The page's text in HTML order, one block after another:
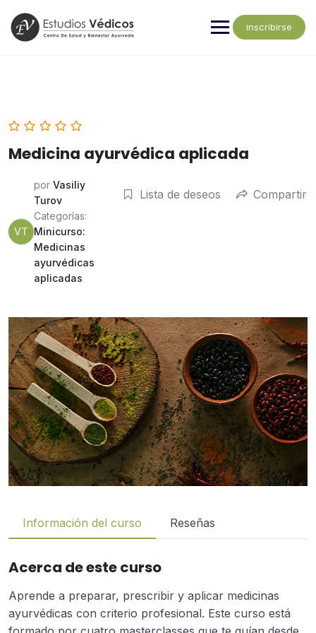
inscribirse
Medicina ayurvédica aplicada
VT
por Vasiliy
Turov
Categorías:
Minicurso:
Medicinas
ayurvédicas
aplicadas
Lista de deseos Compartir
Información del curso Reseñas
Acerca de este curso
Aprende a preparar, prescribir y aplicar medicinas
ayurvédicas con criterio profesional. Este curso está